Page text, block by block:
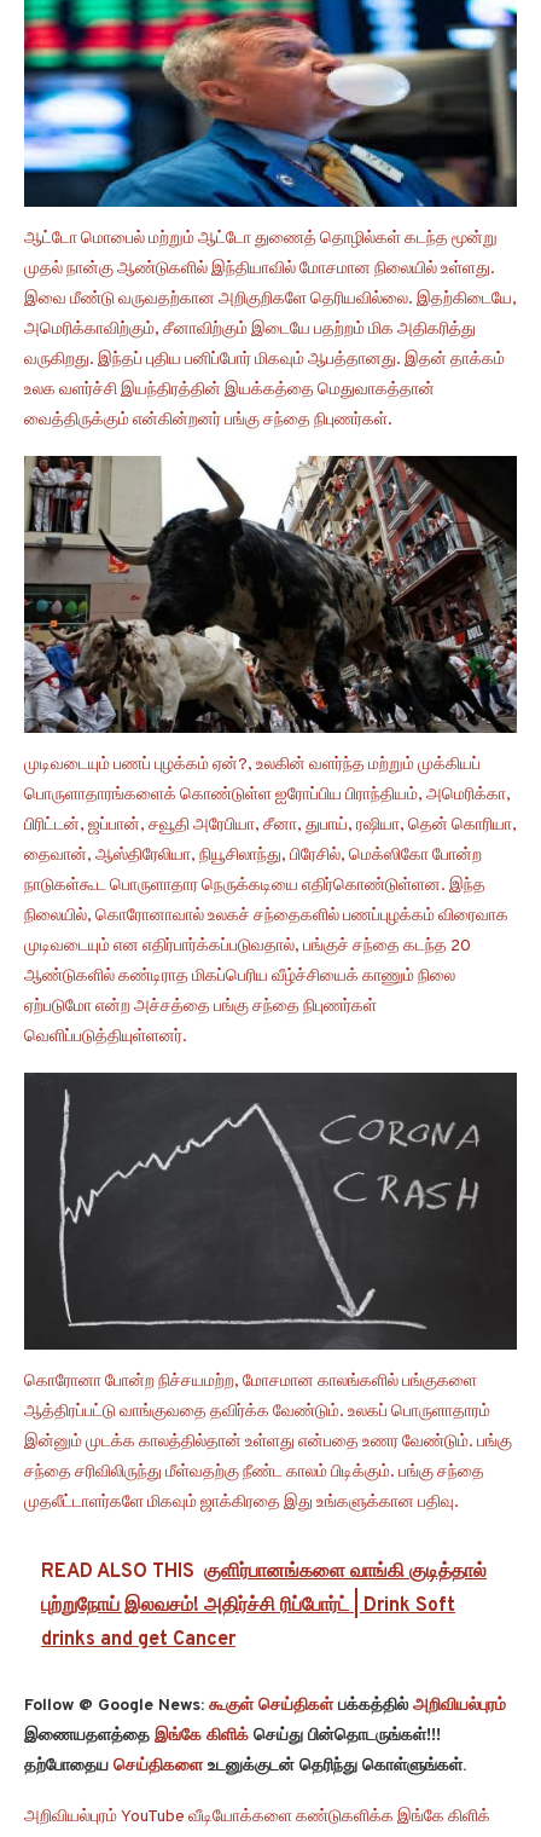
ஆட்டோ மொபைல் மற்றும் ஆட்டோ துணைத் தொழில்கள் கடந்த மூன்று
முதல் நான்கு ஆண்டுகளில் இந்தியாவில் மோசமான நிலையில் உள்ளது.
இவை மீண்டு வருவதற்கான அறிகுறிகளே தெரியவில்லை. இதற்கிடையே,
அமெரிக்காவிற்கும், சீனாவிற்கும் இடையே பதற்றம் மிக அதிகரித்து
வருகிறது. இந்தப் புதிய பனிப்போர் மிகவும் ஆபத்தானது. இதன் தாக்கம்
உலக வளர்ச்சி இயந்திரத்தின் இயக்கத்தை மெதுவாகத்தான்
வைத்திருக்கும் என்கின்றனர் பங்கு சந்தை நிபுணர்கள்.
முடிவடையும் பணப் புழக்கம் ஏன்?, உலகின் வளர்ந்த மற்றும் முக்கியப்
பொருளாதாரங்களைக் கொண்டுள்ள ஐரோப்பிய பிராந்தியம், அமெரிக்கா,
பிரிட்டன், ஜப்பான், சவூதி அரேபியா, சீனா, துபாய், ரஷியா, தென் கொரியா,
தைவான், ஆஸ்திரேலியா, நியூசிலாந்து, பிரேசில், மெக்ஸிகோ போன்ற
நாடுகள்கூட பொருளாதார நெருக்கடியை எதிர்கொண்டுள்ளன. இந்த
நிலையில், கொரோனாவால் உலகச் சந்தைகளில் பணப்புழக்கம் விரைவாக
முடிவடையும் என எதிர்பார்க்கப்படுவதால், பங்குச் சந்தை கடந்த 20
ஆண்டுகளில் கண்டிராத மிகப்பெரிய வீழ்ச்சியைக் காணும் நிலை
ஏற்படுமோ என்ற அச்சத்தை பங்கு சந்தை நிபுணர்கள்
வெளிப்படுத்தியுள்ளனர்.
கொரோனா போன்ற நிச்சயமற்ற, மோசமான காலங்களில் பங்குகளை
ஆத்திரப்பட்டு வாங்குவதை தவிர்க்க வேண்டும். உலகப் பொருளாதாரம்
இன்னும் முடக்க காலத்தில்தான் உள்ளது என்பதை உணர வேண்டும். பங்கு
சந்தை சரிவிலிருந்து மீள்வதற்கு நீண்ட காலம் பிடிக்கும். பங்கு சந்தை
முதலீட்டாளர்களே மிகவும் ஜாக்கிரதை இது உங்களுக்கான பதிவு.
READ ALSO THIS குளிர்பானங்களை வாங்கி குடித்தால்
புற்றுநோய் இலவசம்! அதிர்ச்சி ரிப்போர்ட் | Drink Soft
drinks and get Cancer
Follow @ Google News: கூகுள் செய்திகள்பக்கத்தில் அறிவியல்புரம்
இணையதளத்தை இங்கே கிளிக் செய்து பின்தொடருங்கள்!!!
தற்போதைய செய்திகளைஉடனுக்குடன் தெரிந்து கொள்ளுங்கள்.
அறிவியல்புரம் YouTube வீடியோக்களை கண்டுகளிக்க இங்கே கிளிக்